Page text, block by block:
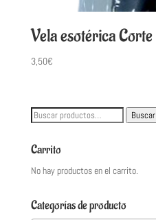
Vela esotérica Corte
3,50€
Buscar
Buscar
Carrito
No hay productos en el carrito.
Categorías de producto